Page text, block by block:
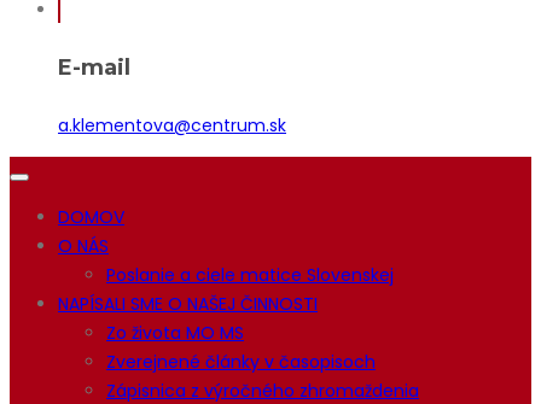
E-mail
a.klementova@centrum.sk
DOMOV
O NÁS
Poslanie a ciele matice Slovenskej
NAPÍSALI SME O NAŠEJ ČINNOSTI
Zo života MO MS
Zverejnené články v časopisoch
Zápisnica z výročného zhromaždenia